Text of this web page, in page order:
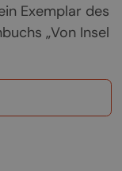
Exemplar des
„Von Insel